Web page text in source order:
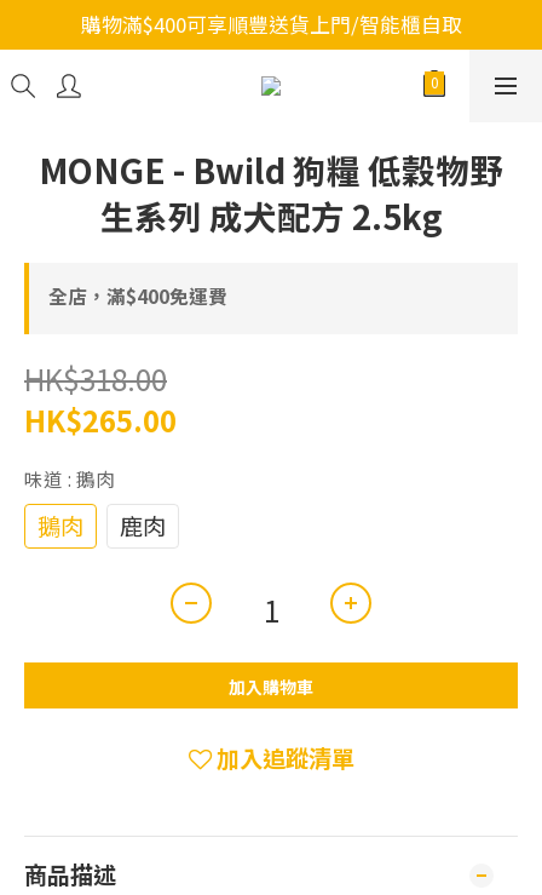
購物滿$400可享順豐送貨上門/智能櫃自取
MONGE - Bwild 狗糧 低穀物野
生系列 成犬配方 2.5kg
全店，滿$400免運費
HK$318.00
HK$265.00
味道 : 鵝肉
鵝肉 鹿肉
加入購物車
加入追蹤清單
商品描述